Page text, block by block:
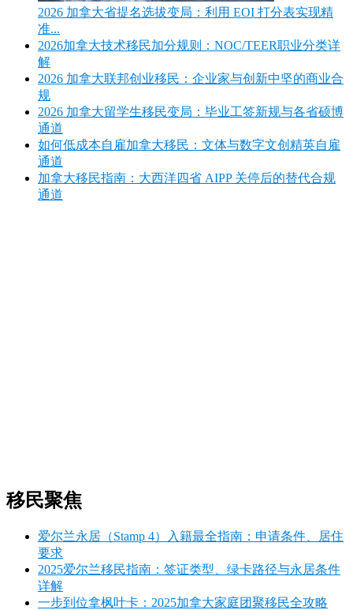
2026 加拿大省提名选拔变局：利用 EOI 打分表实现精
准...
2026加拿大技术移民加分规则：NOC/TEER职业分类详
解
2026 加拿大联邦创业移民：企业家与创新中坚的商业合
规
2026 加拿大留学生移民变局：毕业工签新规与各省硕博
通道
如何低成本自雇加拿大移民：文体与数字文创精英自雇
通道
加拿大移民指南：大西洋四省 AIPP 关停后的替代合规
通道
移民聚焦
爱尔兰永居（Stamp 4）入籍最全指南：申请条件、居住
要求
2025爱尔兰移民指南：签证类型、绿卡路径与永居条件
详解
一步到位拿枫叶卡：2025加拿大家庭团聚移民全攻略